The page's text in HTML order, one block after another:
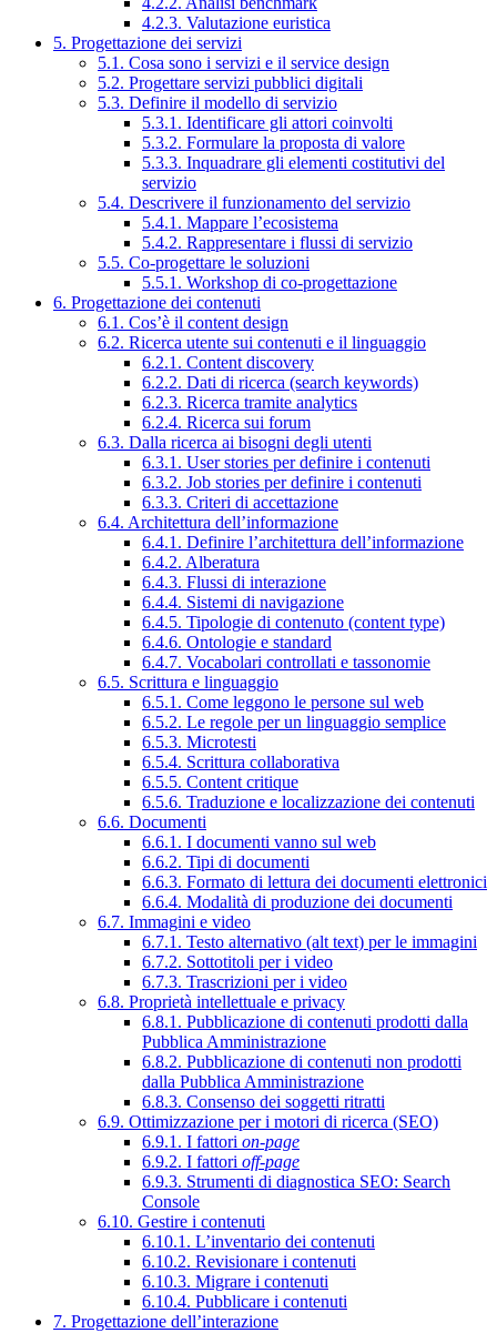
4.2.3. Valutazione euristica
5. Progettazione dei servizi
5.1. Cosa sono i servizi e il service design
5.2. Progettare servizi pubblici digitali
5.3. Definire il modello di servizio
5.3.1. Identificare gli attori coinvolti
5.3.2. Formulare la proposta di valore
5.3.3. Inquadrare gli elementi costitutivi del
servizio
5.4. Descrivere il funzionamento del servizio
5.4.1. Mappare l’ecosistema
5.4.2. Rappresentare i flussi di servizio
5.5. Co-progettare le soluzioni
5.5.1. Workshop di co-progettazione
6. Progettazione dei contenuti
6.1. Cos’è il content design
6.2. Ricerca utente sui contenuti e il linguaggio
6.2.1. Content discovery
6.2.2. Dati di ricerca (search keywords)
6.2.3. Ricerca tramite analytics
6.2.4. Ricerca sui forum
6.3. Dalla ricerca ai bisogni degli utenti
6.3.1. User stories per definire i contenuti
6.3.2. Job stories per definire i contenuti
6.3.3. Criteri di accettazione
6.4. Architettura dell’informazione
6.4.1. Definire l’architettura dell’informazione
6.4.2. Alberatura
6.4.3. Flussi di interazione
6.4.4. Sistemi di navigazione
6.4.5. Tipologie di contenuto (content type)
6.4.6. Ontologie e standard
6.4.7. Vocabolari controllati e tassonomie
6.5. Scrittura e linguaggio
6.5.1. Come leggono le persone sul web
6.5.2. Le regole per un linguaggio semplice
6.5.3. Microtesti
6.5.4. Scrittura collaborativa
6.5.5. Content critique
6.5.6. Traduzione e localizzazione dei contenuti
6.6. Documenti
6.6.1. I documenti vanno sul web
6.6.2. Tipi di documenti
6.6.3. Formato di lettura dei documenti elettronici
6.6.4. Modalità di produzione dei documenti
6.7. Immagini e video
6.7.1. Testo alternativo (alt text) per le immagini
6.7.2. Sottotitoli per i video
6.7.3. Trascrizioni per i video
6.8. Proprietà intellettuale e privacy
6.8.1. Pubblicazione di contenuti prodotti dalla
Pubblica Amministrazione
6.8.2. Pubblicazione di contenuti non prodotti
dalla Pubblica Amministrazione
6.8.3. Consenso dei soggetti ritratti
6.9. Ottimizzazione per i motori di ricerca (SEO)
6.9.1. I fattori on-page
6.9.2. I fattori off-page
6.9.3. Strumenti di diagnostica SEO: Search
Console
6.10. Gestire i contenuti
6.10.1. L’inventario dei contenuti
6.10.2. Revisionare i contenuti
6.10.3. Migrare i contenuti
6.10.4. Pubblicare i contenuti
7. Progettazione dell’interazione